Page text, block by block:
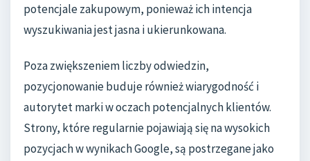
potencjale zakupowym, ponieważ ich intencja
wyszukiwania jest jasna i ukierunkowana.
Poza zwiększeniem liczby odwiedzin,
pozycjonowanie buduje również wiarygodność i
autorytet marki w oczach potencjalnych klientów.
Strony, które regularnie pojawiają się na wysokich
pozycjach w wynikach Google, są postrzegane jako